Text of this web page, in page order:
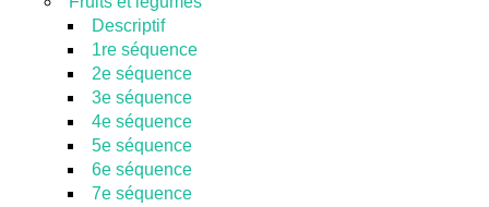
RESSOURCESDescriptif
1re séquence
2e séquence
3e séquence
4e séquence
5e séquence
6e séquence
7e séquence